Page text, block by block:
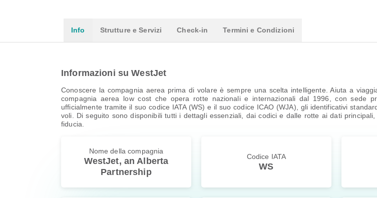
Info Strutture e Servizi Check-in Termini e Condizioni
Informazioni su WestJet
Conoscere la compagnia aerea prima di volare è sempre una scelta intelligente. Aiuta a
compagnia aerea low cost che opera rotte nazionali e internazionali dal 1996, con sede
ufficialmente tramite il suo codice IATA (WS) e il suo codice ICAO (WJA), gli identificativi
voli. Di seguito sono disponibili tutti i dettagli essenziali, dai codici e dalle rotte ai dati
fiducia.
Nome della compagnia
WestJet, an Alberta
Partnership
Codice IATA
WS